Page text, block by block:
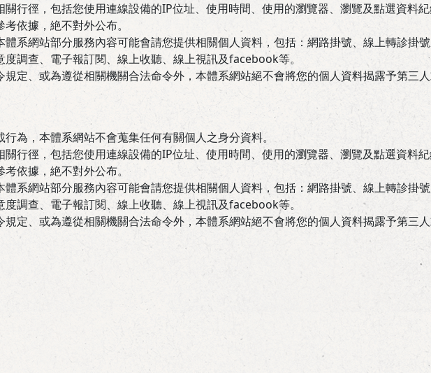
行徑，包括您使用連線設備的IP位址、使用時間、使用的瀏覽器、瀏覽及點選資料
依據，絶不對外公布。
系網站部分服務內容可能會請您提供相關個人資料，包括：網路掛號、線上轉診掛
調查、電子報訂閱、線上收聽、線上視訊及facebook等。
定、或為遵從相關機關合法命令外，本體系網站絕不會將您的個人資料揭露予第三
為，本體系網站不會蒐集任何有關個人之身分資料。
行徑，包括您使用連線設備的IP位址、使用時間、使用的瀏覽器、瀏覽及點選資料
依據，絶不對外公布。
系網站部分服務內容可能會請您提供相關個人資料，包括：網路掛號、線上轉診掛
調查、電子報訂閱、線上收聽、線上視訊及facebook等。
定、或為遵從相關機關合法命令外，本體系網站絕不會將您的個人資料揭露予第三